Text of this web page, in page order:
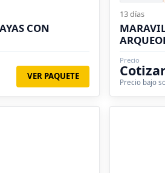
CON
VER PAQUETE
13 días
Precio
Precio bajo